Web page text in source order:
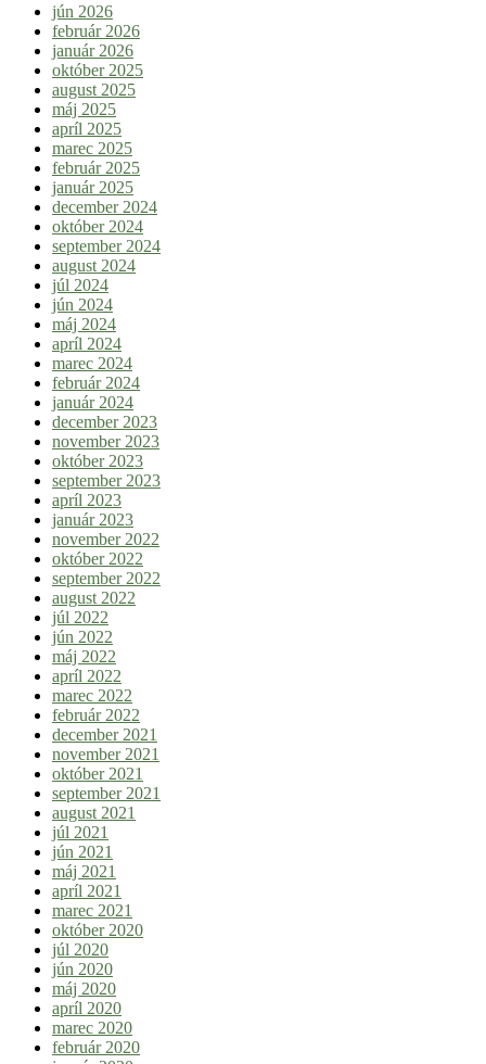
jún 2026
február 2026
január 2026
október 2025
august 2025
máj 2025
apríl 2025
marec 2025
február 2025
január 2025
december 2024
október 2024
september 2024
august 2024
júl 2024
jún 2024
máj 2024
apríl 2024
marec 2024
február 2024
január 2024
december 2023
november 2023
október 2023
september 2023
apríl 2023
január 2023
november 2022
október 2022
september 2022
august 2022
júl 2022
jún 2022
máj 2022
apríl 2022
marec 2022
február 2022
december 2021
november 2021
október 2021
september 2021
august 2021
júl 2021
jún 2021
máj 2021
apríl 2021
marec 2021
október 2020
júl 2020
jún 2020
máj 2020
apríl 2020
marec 2020
február 2020